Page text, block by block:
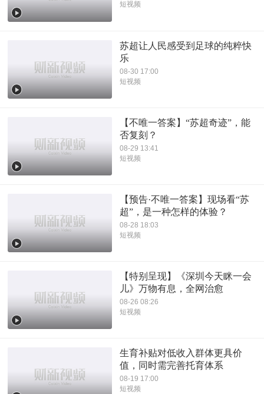
短视频
苏超让人民感受到足球的纯粹快
乐
08-30 17:00
短视频
【不唯一答案】“苏超奇迹”，能
否复刻？
08-29 13:41
短视频
【预告·不唯一答案】现场看“苏
超”，是一种怎样的体验？
08-28 18:03
短视频
【特别呈现】《深圳今天眯一会
儿》万物有息，全网治愈
08-26 08:26
短视频
生育补贴对低收入群体更具价
值，同时需完善托育体系
08-19 17:00
短视频